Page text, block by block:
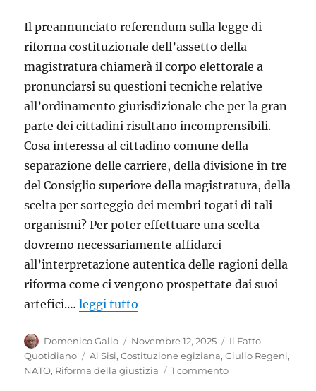
Il preannunciato referendum sulla legge di
riforma costituzionale dell’assetto della
magistratura chiamerà il corpo elettorale a
pronunciarsi su questioni tecniche relative
all’ordinamento giurisdizionale che per la gran
parte dei cittadini risultano incomprensibili.
Cosa interessa al cittadino comune della
separazione delle carriere, della divisione in tre
del Consiglio superiore della magistratura, della
scelta per sorteggio dei membri togati di tali
organismi? Per poter effettuare una scelta
dovremo necessariamente affidarci
all’interpretazione autentica delle ragioni della
riforma come ci vengono prospettate dai suoi
artefici.…leggi tutto
Autore
Domenico Gallo
Pubblicato
il
Novembre 12, 2025 Categorie
Il Fatto
Quotidiano
Tag
Al Sisi,Costituzione egiziana,Giulio Regeni,
NATO, Riforma della giustizia 1 commentosu